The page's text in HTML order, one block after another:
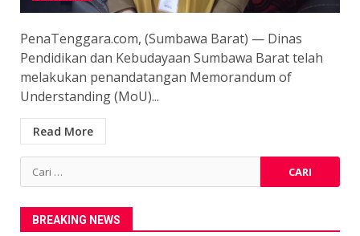
PenaTenggara.com, (Sumbawa Barat) — Dinas
Pendidikan dan Kebudayaan Sumbawa Barat telah
melakukan penandatangan Memorandum of
Understanding (MoU)...
Read More
Cari
untuk:
BREAKING NEWS